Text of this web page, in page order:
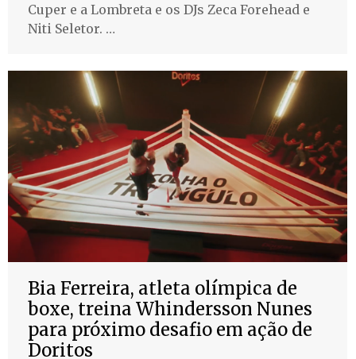
Cuper e a Lombreta e os DJs Zeca Forehead e
Niti Seletor. …
Bia Ferreira, atleta olímpica de
boxe, treina Whindersson Nunes
para próximo desafio em ação de
Doritos